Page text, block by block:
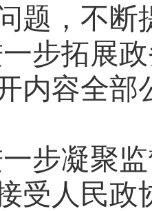
题，不断
步拓展
内容全部
步凝聚
受人民政